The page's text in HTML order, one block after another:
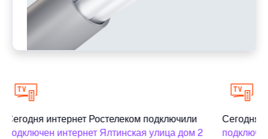
Сегодня интернет Ростелеком подключили
подключен интернет Ялтинская улица дом 2
Сегодня